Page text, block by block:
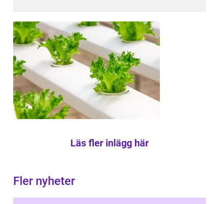
Läs fler inlägg här
Fler nyheter